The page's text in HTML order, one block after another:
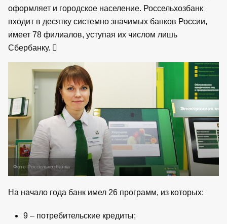
оформляет и городское население. Россельхозбанк
входит в десятку системно значимых банков России,
имеет 78 филиалов, уступая их числом лишь
Сбербанку.
Фото Россельхозбанка
На начало года банк имел 26 программ, из которых:
9 – потребительские кредиты;